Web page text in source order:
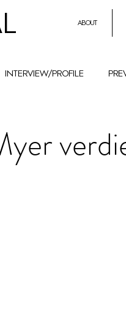
about
interview/profile